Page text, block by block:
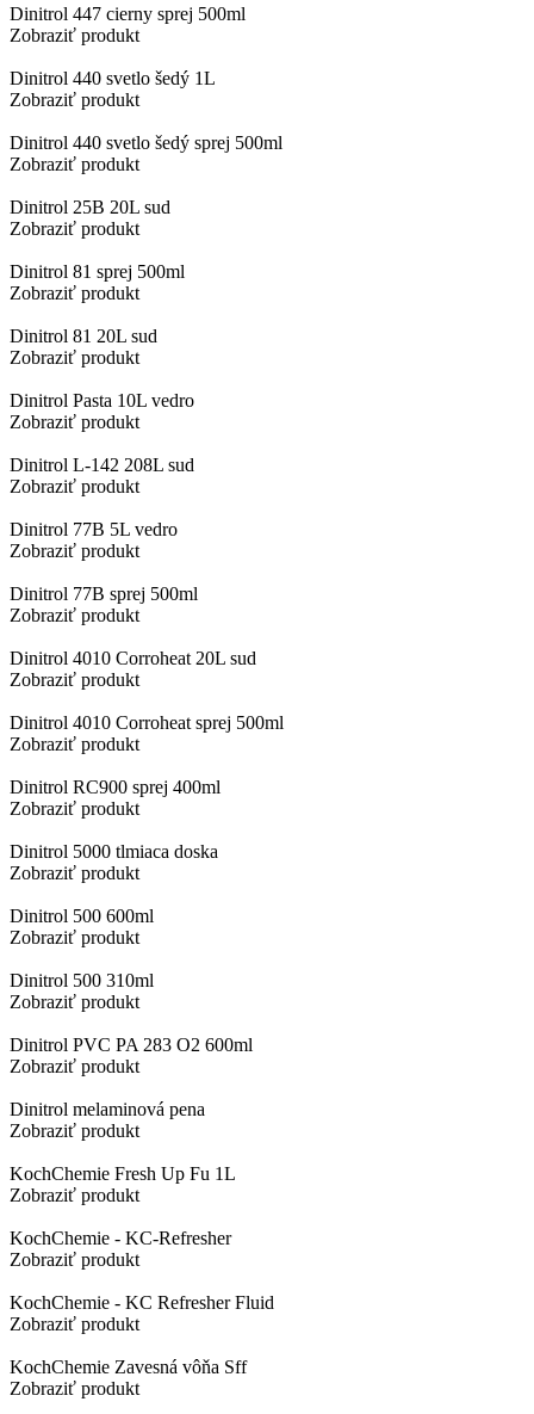
Dinitrol 447 cierny sprej 500ml
Zobraziť produkt
Dinitrol 440 svetlo šedý 1L
Zobraziť produkt
Dinitrol 440 svetlo šedý sprej 500ml
Zobraziť produkt
Dinitrol 25B 20L sud
Zobraziť produkt
Dinitrol 81 sprej 500ml
Zobraziť produkt
Dinitrol 81 20L sud
Zobraziť produkt
Dinitrol Pasta 10L vedro
Zobraziť produkt
Dinitrol L-142 208L sud
Zobraziť produkt
Dinitrol 77B 5L vedro
Zobraziť produkt
Dinitrol 77B sprej 500ml
Zobraziť produkt
Dinitrol 4010 Corroheat 20L sud
Zobraziť produkt
Dinitrol 4010 Corroheat sprej 500ml
Zobraziť produkt
Dinitrol RC900 sprej 400ml
Zobraziť produkt
Dinitrol 5000 tlmiaca doska
Zobraziť produkt
Dinitrol 500 600ml
Zobraziť produkt
Dinitrol 500 310ml
Zobraziť produkt
Dinitrol PVC PA 283 O2 600ml
Zobraziť produkt
Dinitrol melaminová pena
Zobraziť produkt
KochChemie Fresh Up Fu 1L
Zobraziť produkt
KochChemie - KC-Refresher
Zobraziť produkt
KochChemie - KC Refresher Fluid
Zobraziť produkt
KochChemie Zavesná vôňa Sff
Zobraziť produkt